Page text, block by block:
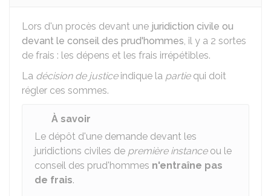
Lors d'un procès devant une juridiction civile ou
devant le conseil des prud'hommes, il y a 2 sortes
de frais : les dépens et les frais irrépétibles.
La décision de justiceindique la partiequi doit
régler ces sommes.
À savoir
Le dépôt d'une demande devant les
juridictions civiles de première instanceou le
conseil des prud'hommes n'entraîne pas
de frais.